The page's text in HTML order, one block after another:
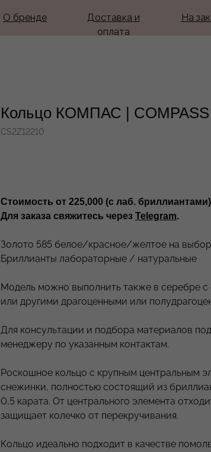
На
Доставка и
оплата
О бренде
Кольцо КОМПАС | COMPASS
CS2Z12210
Стоимость от 225,000 (с лаб. бриллиантами)
Для заказа свяжитесь через Telegram.
Золото 585 белое/красное/желтое на выбор
Бриллианты лабораторные / натуральные
Модель можно выполнить также в серебре
или другими драгоценными или
Для консультации и подбора материалов
менеджеру по указанным контактам.
Роскошное кольцо с крупным центральным
снежинки, полностью состоящий из
0,5 карата. От центрального элемента
защищает колечко от перекручивания.
Кольцо идеально подходит в качестве